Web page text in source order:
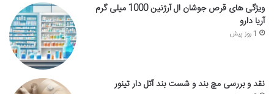
ویژگی های قرص جوشان ال آرژنین 1000 میلی گرم
آریا دارو
1 روز پیش
نقد و بررسی مچ بند و شست بند آتل دار تینور